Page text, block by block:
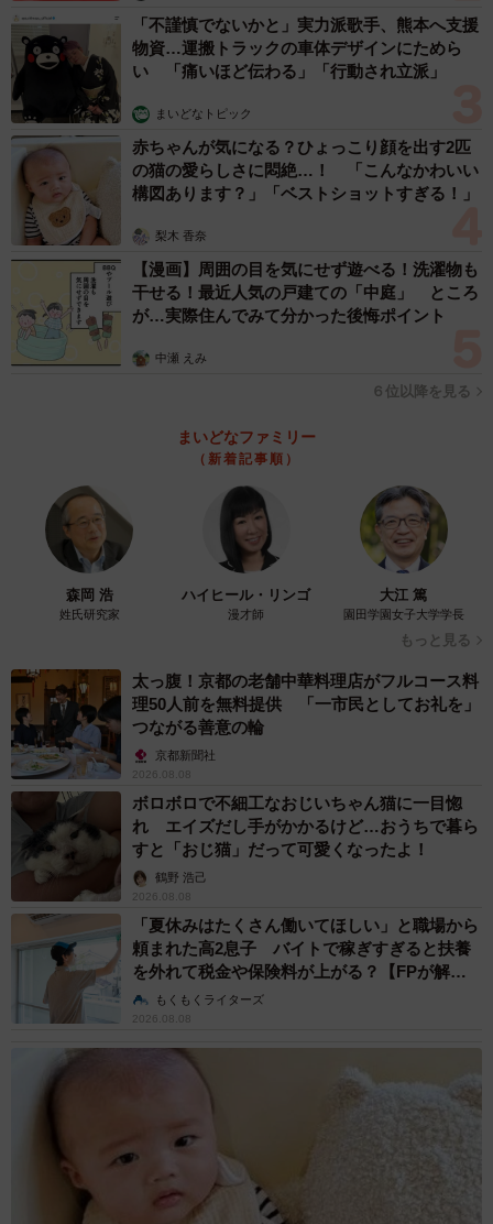
「不謹慎でないかと」実力派歌手、熊本へ支援
物資…運搬トラックの車体デザインにためら
い 「痛いほど伝わる」「行動され立派」
まいどなトピック
赤ちゃんが気になる？ひょっこり顔を出す2匹
の猫の愛らしさに悶絶…！ 「こんなかわいい
構図あります？」「ベストショットすぎる！」
梨木 香奈
【漫画】周囲の目を気にせず遊べる！洗濯物も
干せる！最近人気の戸建ての「中庭」 ところ
が…実際住んでみて分かった後悔ポイント
中瀬 えみ
６位以降を見る
まいどなファミリー
（新着記事順）
森岡 浩
姓氏研究家
ハイヒール・リンゴ
漫才師
大江 篤
園田学園女子大学学長
もっと見る
太っ腹！京都の老舗中華料理店がフルコース料
理50人前を無料提供 「一市民としてお礼を」
つながる善意の輪
京都新聞社
2026.08.08
ボロボロで不細工なおじいちゃん猫に一目惚
れ エイズだし手がかかるけど…おうちで暮ら
すと「おじ猫」だって可愛くなったよ！
鶴野 浩己
2026.08.08
「夏休みはたくさん働いてほしい」と職場から
頼まれた高2息子 バイトで稼ぎすぎると扶養
を外れて税金や保険料が上がる？【FPが解
説】もくもくライターズ
2026.08.08